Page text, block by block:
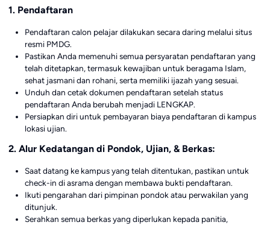
1. Pendaftaran
Pendaftaran calon pelajar dilakukan secara daring melalui situs
resmi PMDG.
Pastikan Anda memenuhi semua persyaratan pendaftaran yang
telah ditetapkan, termasuk kewajiban untuk beragama Islam,
sehat jasmani dan rohani, serta memiliki ijazah yang sesuai.
Unduh dan cetak dokumen pendaftaran setelah status
pendaftaran Anda berubah menjadi LENGKAP.
Persiapkan diri untuk pembayaran biaya pendaftaran di kampus
lokasi ujian.
2. Alur Kedatangan di Pondok, Ujian, & Berkas:
Saat datang ke kampus yang telah ditentukan, pastikan untuk
check-in di asrama dengan membawa bukti pendaftaran.
Ikuti pengarahan dari pimpinan pondok atau perwakilan yang
ditunjuk.
Serahkan semua berkas yang diperlukan kepada panitia,